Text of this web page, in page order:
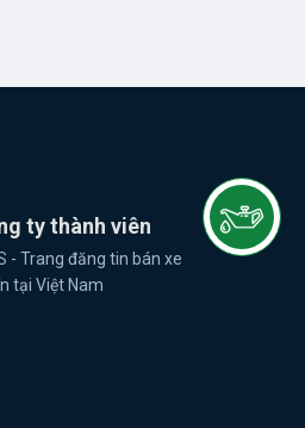
ty thành viên
- Trang đăng tin bán xe
tại Việt Nam